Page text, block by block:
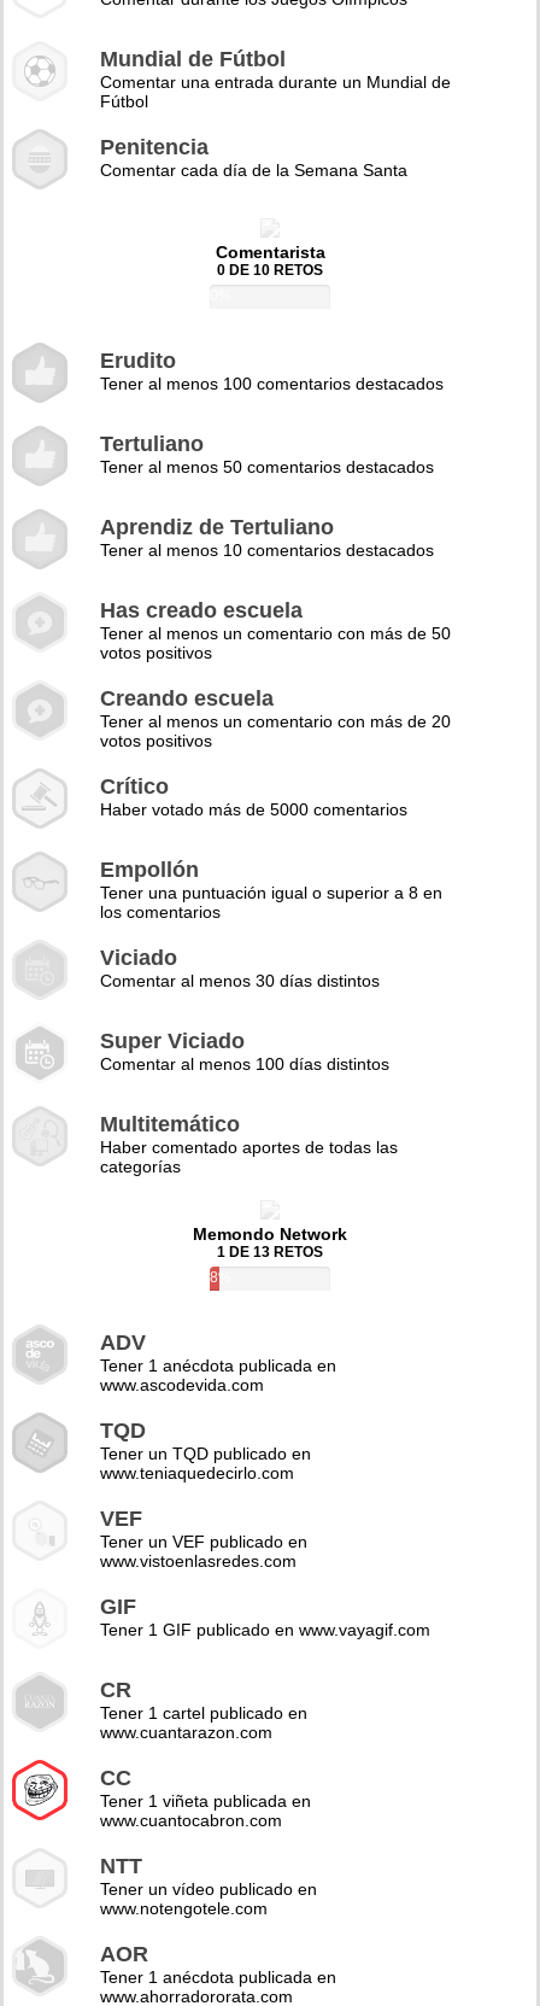
Mundial de Fútbol
Comentar una entrada durante un Mundial de
Fútbol
Penitencia
Comentar cada día de la Semana Santa
Comentarista
0 DE 10 RETOS
Erudito
Tener al menos 100 comentarios destacados
Tertuliano
Tener al menos 50 comentarios destacados
Aprendiz de Tertuliano
Tener al menos 10 comentarios destacados
Has creado escuela
Tener al menos un comentario con más de 50
votos positivos
Creando escuela
Tener al menos un comentario con más de 20
votos positivos
Crítico
Haber votado más de 5000 comentarios
Empollón
Tener una puntuación igual o superior a 8 en
los comentarios
Viciado
Comentar al menos 30 días distintos
Super Viciado
Comentar al menos 100 días distintos
Multitemático
Haber comentado aportes de todas las
categorías
Memondo Network
1 DE 13 RETOS
8%
ADV
Tener 1 anécdota publicada en
www.ascodevida.com
TQD
Tener un TQD publicado en
www.teniaquedecirlo.com
VEF
Tener un VEF publicado en
www.vistoenlasredes.com
GIF
Tener 1 GIF publicado en www.vayagif.com
CR
Tener 1 cartel publicado en
www.cuantarazon.com
CC
Tener 1 viñeta publicada en
www.cuantocabron.com
NTT
Tener un vídeo publicado en
www.notengotele.com
AOR
Tener 1 anécdota publicada en
www.ahorradororata.com